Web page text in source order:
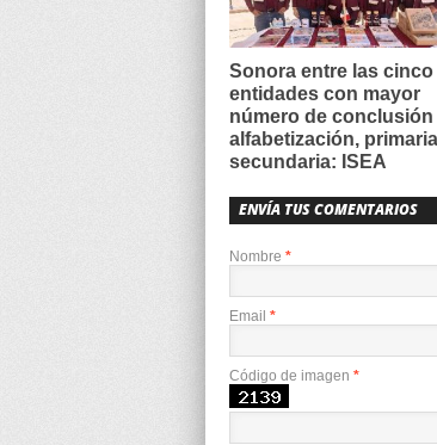
Sonora entre las cinco
entidades con mayor
número de conclusión
alfabetización,
secundaria: ISEA
ENVÍA TUS COMENTARIOS
Nombre *
Email *
Código de imagen *